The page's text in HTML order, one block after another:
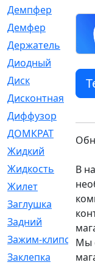
Демпфер
Демфер
Держатель
Диодный
Диск
Дисконтная
Диффузор
ДОМКРАТ
Жидкий
Жидкость
Жилет
Заглушка
Задний
Зажим-клипса
Заклепка
В
Мы